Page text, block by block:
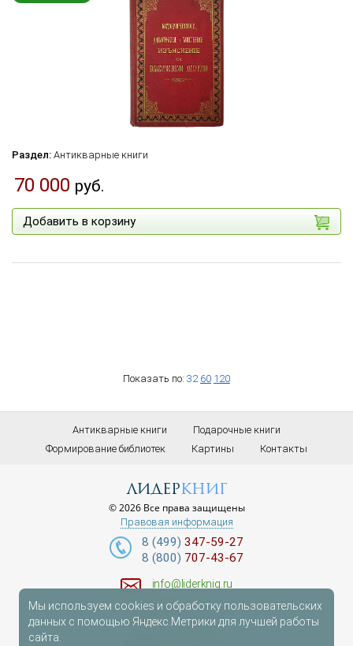
по дате поступления (новинки)
Раздел: Антикварные книги
70 000 руб.
Добавить в корзину
Показать по: 32 60 120
Антикварные книги
Подарочные книги
Формирование библиотек
Картины Контакты
лидеркниг
© 2026 Все права защищены
Правовая информация
8 (499) 347-59-27
8 (800) 707-43-67
info@liderknig.ru
Доставка
Мы используем cookies и обработку пользовательских
данных с помощью Яндекс.Метрики для лучшей работы
сайта.